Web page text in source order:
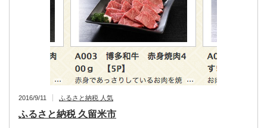
2016/9/11 ふるさと納税 人気
ふるさと納税 久留米市